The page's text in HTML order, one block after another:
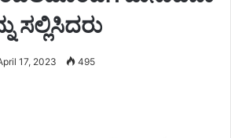
ಸಲ್ಲಿಸಿದರು
17, 2023 495